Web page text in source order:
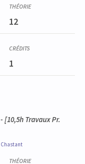
12
1
- [10,5h Travaux Pr.
Chastant